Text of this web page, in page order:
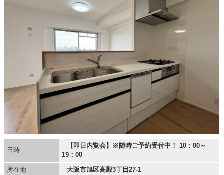
日時
【即日内覧会】※随時ご予約受付中！ 10：00～
19：00
所在地
大阪市旭区高殿3丁目27-1